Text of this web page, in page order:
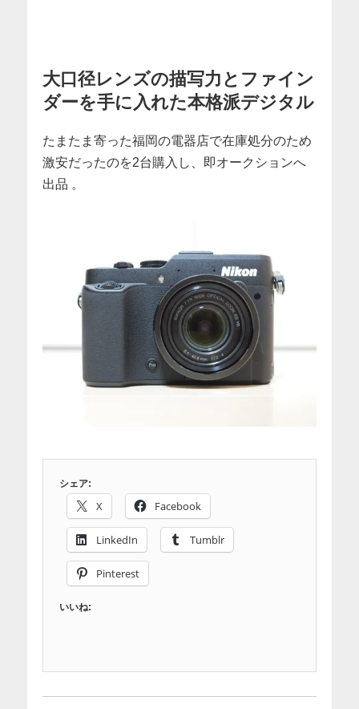
大口径レンズの描写力とファイン
ダーを手に入れた本格派デジタル
たまたま寄った福岡の電器店で在庫処分のため
激安だったのを2台購入し、即オークションへ
出品 。
シェア:
X Facebook
LinkedIn Tumblr
Pinterest
いいね: